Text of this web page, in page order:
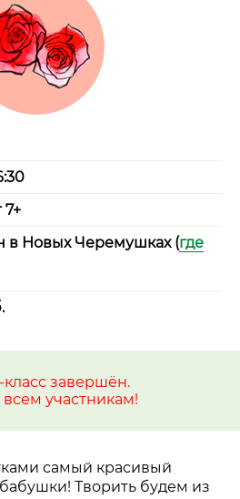
7+
в Новых Черемушках (где
завершён.
участникам!
самый красивый
Творить будем из